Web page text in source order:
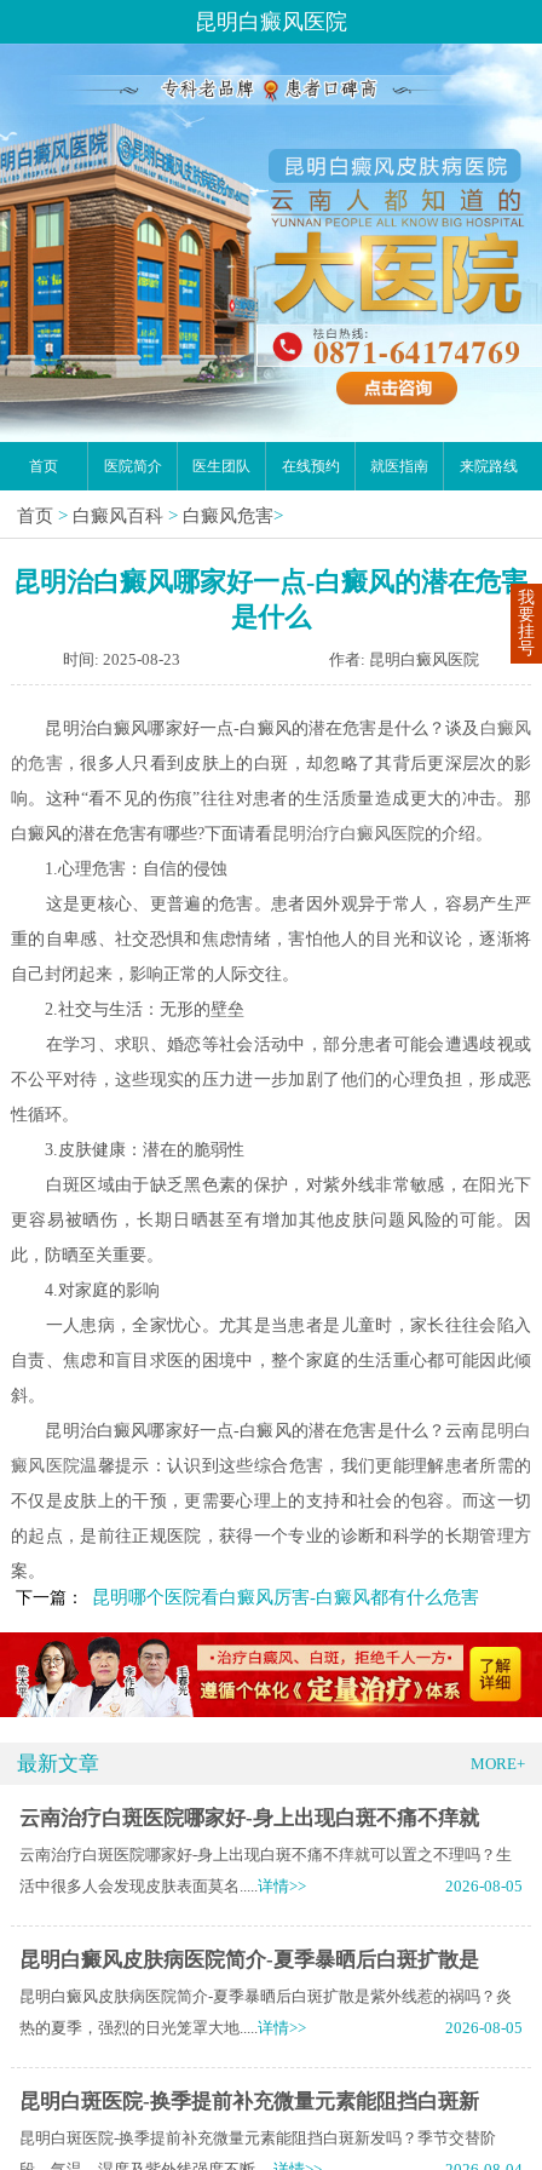
昆明白癜风医院
首页 医院简介 医生团队 在线预约 就医指南 来院路线
首页 > 白癜风百科 > 白癜风危害>
昆明治白癜风哪家好一点-白癜风的潜在危害
是什么
时间: 2025-08-23 作者: 昆明白癜风医院
昆明治白癜风哪家好一点-白癜风的潜在危害是什么？谈及 白癜风
的危害 ，很多人只看到皮肤上的白斑，却忽略了其背后更深层次的影
响。这种“看不见的伤痕”往往对患者的生活质量造成更大的冲击。那
白癜风的潜在危害有哪些?下面请看昆明治疗白癜风医院的介绍。
1.心理危害：自信的侵蚀
这是更核心、更普遍的危害。患者因外观异于常人，容易产生严
重的自卑感、社交恐惧和焦虑情绪，害怕他人的目光和议论，逐渐将
自己封闭起来，影响正常的人际交往。
2.社交与生活：无形的壁垒
在学习、求职、婚恋等社会活动中，部分患者可能会遭遇歧视或
不公平对待，这些现实的压力进一步加剧了他们的心理负担，形成恶
性循环。
3.皮肤健康：潜在的脆弱性
白斑区域由于缺乏黑色素的保护，对紫外线非常敏感，在阳光下
更容易被晒伤，长期日晒甚至有增加其他皮肤问题风险的可能。因
此，防晒至关重要。
4.对家庭的影响
一人患病，全家忧心。尤其是当患者是儿童时，家长往往会陷入
自责、焦虑和盲目求医的困境中，整个家庭的生活重心都可能因此倾
斜。
昆明治白癜风哪家好一点-白癜风的潜在危害是什么？云南昆明白
癜风医院温馨提示：认识到这些综合危害，我们更能理解患者所需的
不仅是皮肤上的干预，更需要心理上的支持和社会的包容。而这一切
的起点，是前往正规医院，获得一个专业的诊断和科学的长期管理方
案。
下一篇：
昆明哪个医院看白癜风厉害-白癜风都有什么危害
最新文章 MORE+
云南治疗白斑医院哪家好-身上出现白斑不痛不痒就
云南治疗白斑医院哪家好-身上出现白斑不痛不痒就可以置之不理吗？生
活中很多人会发现皮肤表面莫名.....详情>> 2026-08-05
昆明白癜风皮肤病医院简介-夏季暴晒后白斑扩散是
昆明白癜风皮肤病医院简介-夏季暴晒后白斑扩散是紫外线惹的祸吗？炎
热的夏季，强烈的日光笼罩大地.....详情>> 2026-08-05
昆明白斑医院-换季提前补充微量元素能阻挡白斑新
昆明白斑医院-换季提前补充微量元素能阻挡白斑新发吗？季节交替阶
我
要
挂
号